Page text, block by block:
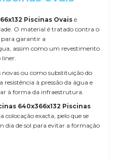
Piscinas Ovaisé
O material é tratado contra o
para garantir a
assim como um revestimento
liner.
ou como substituição do
à pressão da água e
à forma da infraestrutura.
640x366x132 Piscinas
colocação exacta, pelo que se
dia de sol para evitar a formação